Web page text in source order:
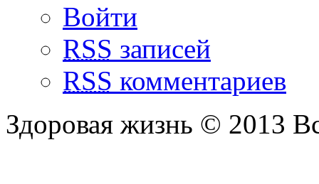
Войти
RSS записей
RSS комментариев
Здоровая жизнь © 2013